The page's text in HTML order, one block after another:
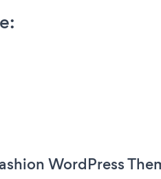
WordPress